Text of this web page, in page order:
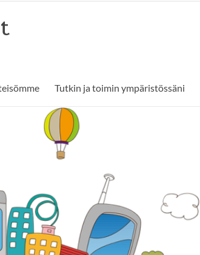
Tutkin ja toimin ympäristössäni